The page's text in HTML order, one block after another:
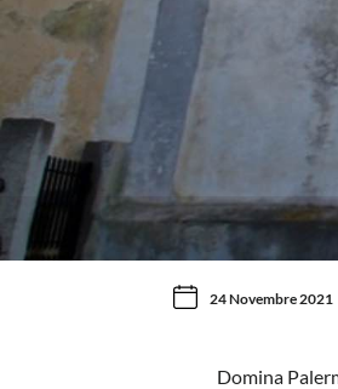
24 Novembre 2021
Domina